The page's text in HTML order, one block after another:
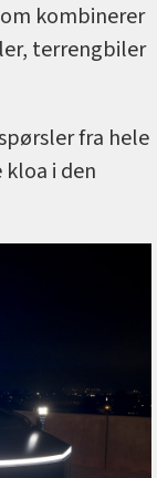
kombinerer
terrengbiler
fra hele
i den